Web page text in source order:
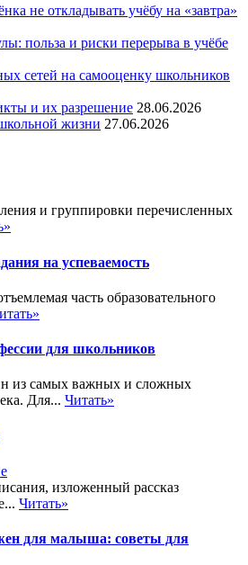
не откладывать учёбу на «завтра»
польза и риски перерыва в учёбе
сетей на самооценку школьников
и их разрешение 28.06.2026
жизни 27.06.2026
и группировки перечисленных
на успеваемость
часть образовательного
для школьников
из самых важных и сложных
Для... Читать»
изложенный рассказ
Читать»
для малыша: советы для